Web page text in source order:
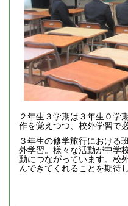
２年生３学期は３年生０学
作を覚えつつ、校外学習で
３年生の修学旅行における
外学習。様々な活動が中学
動につながっています。校
んできてくれることを期待